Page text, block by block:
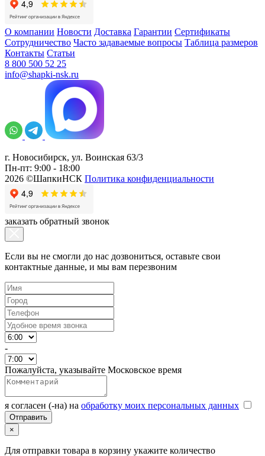
О компании Новости Доставка Гарантии Сертификаты
Сотрудничество Часто задаваемые вопросы Таблица размеров
Контакты Статьи
8 800 500 52 25
info@shapki-nsk.ru
г. Новосибирск, ул. Воинская 63/3
Пн-пт: 9:00 - 18:00
2026 ©ШапкиНСК Политика конфиденциальности
заказать обратный звонок
Если вы не смогли до нас дозвониться, оставьте свои
контактные данные, и мы вам перезвоним
-
Пожалуйста, указывайте Московское время
я согласен (-на) на обработку моих персональных данных
×
Для отправки товара в корзину укажите количество